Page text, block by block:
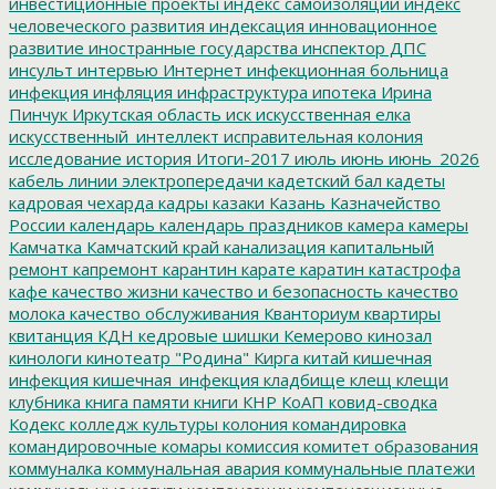
человеческого развития индексация инновационное
развитие иностранные государства инспектор ДПС
инсульт интервью Интернет инфекционная больница
инфекция инфляция инфраструктура ипотека Ирина
Пинчук Иркутская область иск искусственная елка
искусственный_интеллект исправительная колония
исследование история Итоги-2017 июль июнь июнь_2026
кабель линии электропередачи кадетский бал кадеты
кадровая чехарда кадры казаки Казань Казначейство
России календарь календарь праздников камера камеры
Камчатка Камчатский край канализация капитальный
ремонт капремонт карантин карате каратин катастрофа
кафе качество жизни качество и безопасность качество
молока качество обслуживания Кванториум квартиры
квитанция КДН кедровые шишки Кемерово кинозал
кинологи кинотеатр "Родина" Кирга китай кишечная
инфекция кишечная_инфекция кладбище клещ клещи
клубника книга памяти книги КНР КоАП ковид-сводка
Кодекс колледж культуры колония командировка
командировочные комары комиссия комитет образования
коммуналка коммунальная авария коммунальные платежи